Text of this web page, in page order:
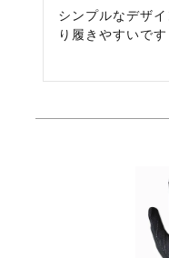
シンプルなデザ
り履きやすいです